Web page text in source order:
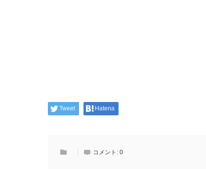
Tweet Hatena
コメント: 0